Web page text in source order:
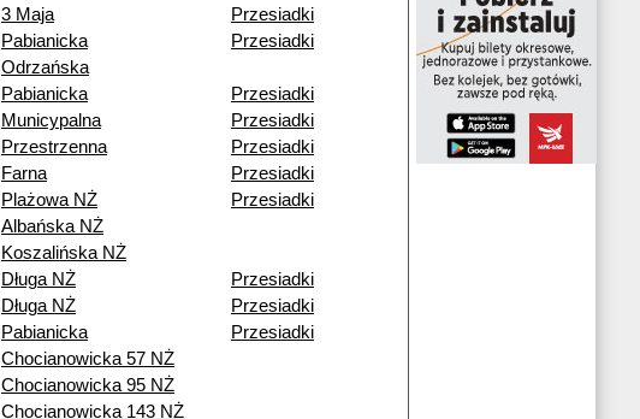
3 Maja
Przesiadki
Pabianicka
Przesiadki
Odrzańska
Pabianicka
Przesiadki
Municypalna
Przesiadki
Przestrzenna
Przesiadki
Farna
Przesiadki
Plażowa NŻ
Przesiadki
Albańska NŻ
Koszalińska NŻ
Długa NŻ
Przesiadki
Długa NŻ
Przesiadki
Pabianicka
Przesiadki
Chocianowicka 57 NŻ
Chocianowicka 95 NŻ
Chocianowicka 143 NŻ